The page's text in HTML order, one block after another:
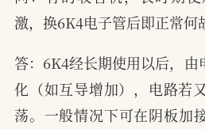
激，换6K4电子管后即正常何
答：6K4经长期使用以后，由
化（如互导增加），电路若
荡。一般情况下可在阴板加